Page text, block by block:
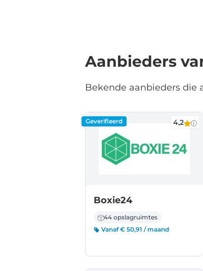
Aanbieders
Bekende aanbieders die
Geverifieerd 4,2
Boxie24
44 opslagruimtes
Vanaf € 50,91 / maand